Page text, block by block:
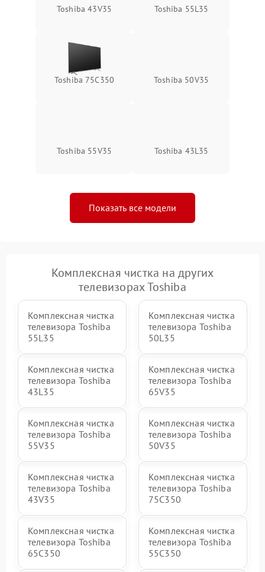
Toshiba 43V35 Toshiba 55L35
Toshiba 75C350 Toshiba 50V35
Toshiba 55V35 Toshiba 43L35
Показать все модели
Комплексная чистка на других
телевизорах Toshiba
Комплексная чистка
телевизора Toshiba
55L35
Комплексная чистка
телевизора Toshiba
50L35
Комплексная чистка
телевизора Toshiba
43L35
Комплексная чистка
телевизора Toshiba
65V35
Комплексная чистка
телевизора Toshiba
55V35
Комплексная чистка
телевизора Toshiba
50V35
Комплексная чистка
телевизора Toshiba
43V35
Комплексная чистка
телевизора Toshiba
75C350
Комплексная чистка
телевизора Toshiba
65C350
Комплексная чистка
телевизора Toshiba
55C350